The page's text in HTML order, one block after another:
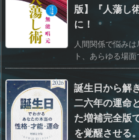
版】『人蕩し
に！
人間関係で悩み
ト、あらゆる場
誕生日から解
二六年の運命
た増補完全版
を覚醒させる